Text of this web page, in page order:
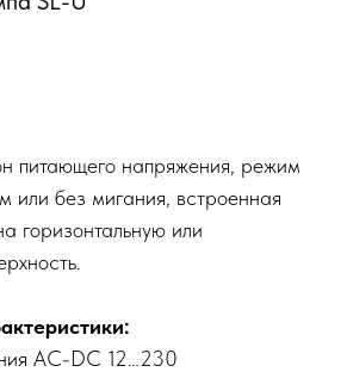
питающего напряжения, режим
или без мигания, встроенная
горизонтальную или
AC-DC 12…230